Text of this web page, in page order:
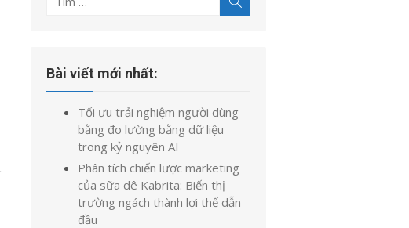
kiếm
Bài viết mới nhất:
Tối ưu trải nghiệm người dùng
bằng đo lường bằng dữ liệu
trong kỷ nguyên AI
Phân tích chiến lược marketing
của sữa dê Kabrita: Biến thị
trường ngách thành lợi thế dẫn
đầu